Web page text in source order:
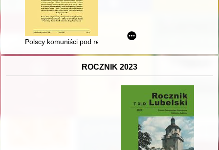
Polscy komuniści pod rentgenem
ROCZNIK 2023